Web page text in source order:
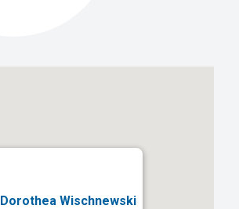
Dorothea Wischnewski